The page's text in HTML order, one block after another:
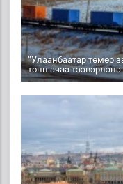
“Улаанбаатар төмөр
тонн ачаа тээвэрлэнэ